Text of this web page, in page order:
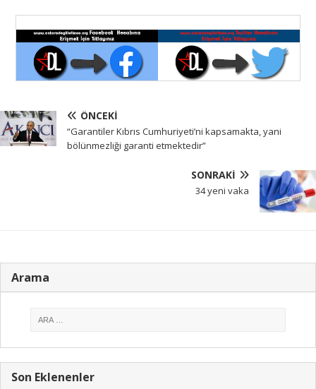
ÖNCEKI
“Garantiler Kıbrıs Cumhuriyeti’ni kapsamakta, yani
bölünmezliği garanti etmektedir”
SONRAKI
34 yeni vaka
Arama
Son Eklenenler